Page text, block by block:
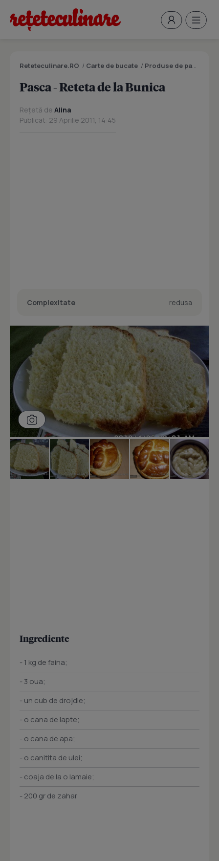
Reteteculinare.RO / Carte de bucate / Produse de panificatie si patiserie
Pasca - Reteta de la Bunica
Rețetă de Alina
Publicat: 29 Aprilie 2011, 14:45
Complexitate redusa
Ingrediente
- 1 kg de faina;
- 3 oua;
- un cub de drojdie;
- o cana de lapte;
- o cana de apa;
- o canitita de ulei;
- coaja de la o lamaie;
- 200 gr de zahar